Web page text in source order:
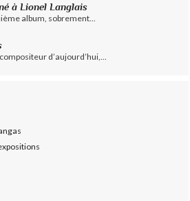
à Lionel Langlais
album, sobrement...
d’aujourd’hui,...